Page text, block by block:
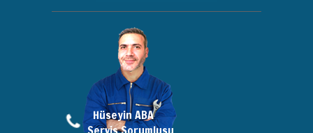
Hüseyin ABA